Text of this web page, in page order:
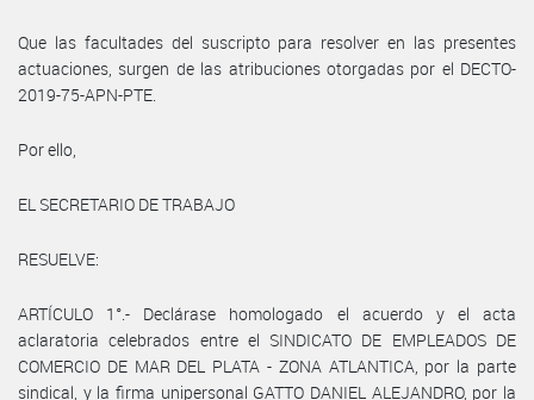
Que las facultades del suscripto para resolver en las presentes
actuaciones, surgen de las atribuciones otorgadas por el DECTO-
2019-75-APN-PTE.
Por ello,
EL SECRETARIO DE TRABAJO
RESUELVE:
ARTÍCULO 1°.- Declárase homologado el acuerdo y el acta
aclaratoria celebrados entre el SINDICATO DE EMPLEADOS DE
COMERCIO DE MAR DEL PLATA - ZONA ATLANTICA, por la parte
sindical, y la firma unipersonal GATTO DANIEL ALEJANDRO, por la